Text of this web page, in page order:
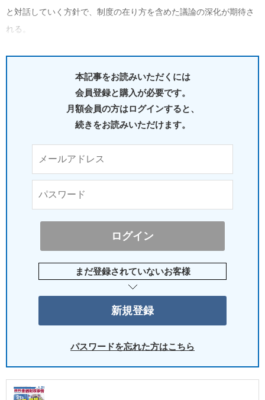
と対話していく方針で、制度の在り方を含めた議論の深化が期待さ
れる。
本記事をお読みいただくには
会員登録と購入が必要です。
月額会員の方はログインすると、
続きをお読みいただけます。
まだ登録されていないお客様
パスワードを忘れた方はこちら